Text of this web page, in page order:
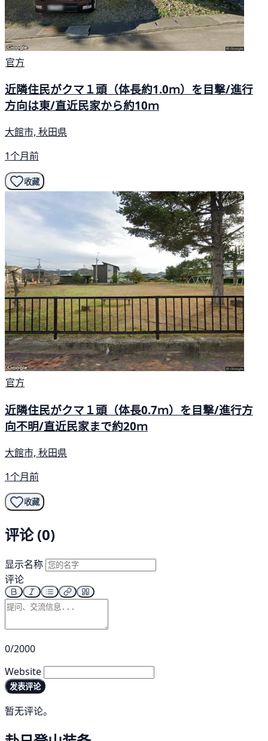
官方
近隣住民がクマ１頭（体長約1.0ｍ）を目撃/進行
方向は東/直近民家から約10ｍ
大館市, 秋田県
1个月前
收藏
官方
近隣住民がクマ１頭（体長0.7ｍ）を目撃/進行方
向不明/直近民家まで約20ｍ
大館市, 秋田県
1个月前
收藏
评论 (0)
显示名称
评论
0/2000
Website
发表评论
暂无评论。